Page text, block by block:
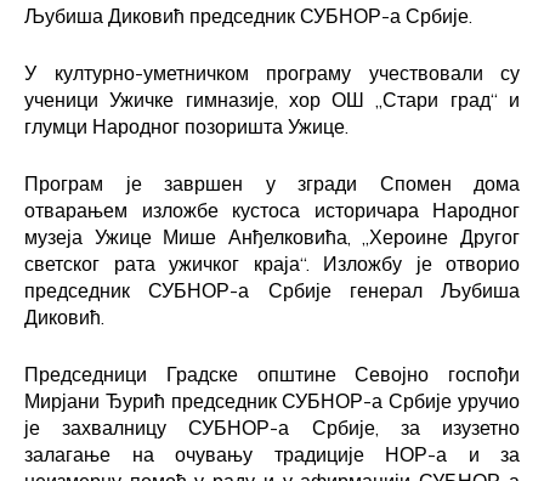
Љубиша Диковић председник СУБНОР-а Србије.
У културно-уметничком програму учествовали су
ученици Ужичке гимназије, хор ОШ „Стари град“ и
глумци Народног позоришта Ужице.
Програм је завршен у згради Спомен дома
отварањем изложбе кустоса историчара Народног
музеја Ужице Мише Анђелковића, „Хероине Другог
светског рата ужичког краја“. Изложбу је отворио
председник СУБНОР-а Србије генерал Љубиша
Диковић.
Председници Градске општине Севојно госпођи
Мирјани Ђурић председник СУБНОР-а Србије уручио
је захвалницу СУБНОР-а Србије, за изузетно
залагање на очувању традиције НОР-а и за